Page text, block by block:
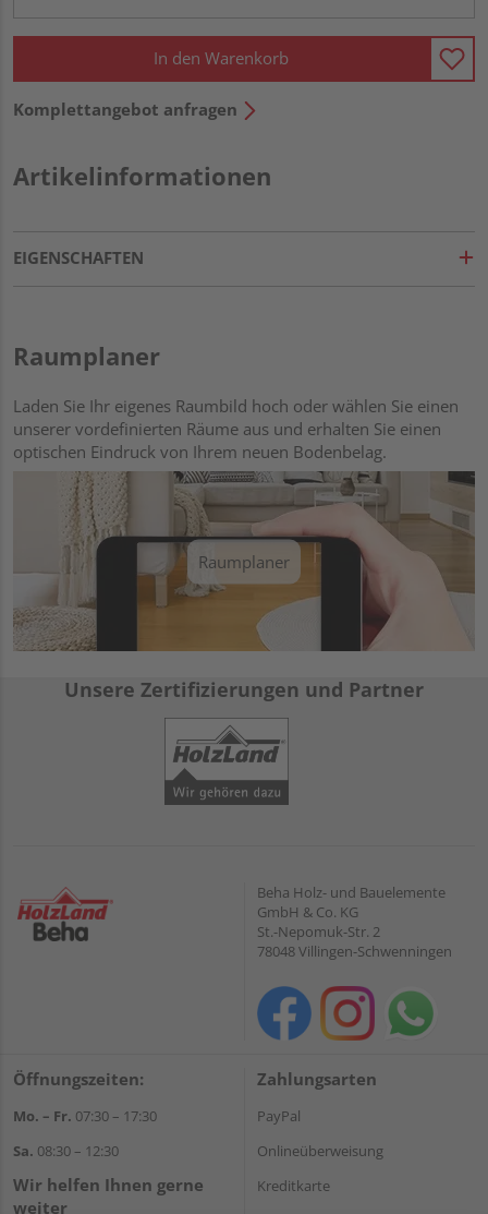
In den Warenkorb
Komplettangebot anfragen
Artikelinformationen
EIGENSCHAFTEN
Raumplaner
Laden Sie Ihr eigenes Raumbild hoch oder wählen Sie einen
unserer vordefinierten Räume aus und erhalten Sie einen
optischen Eindruck von Ihrem neuen Bodenbelag.
Raumplaner
Unsere Zertifizierungen und Partner
Beha Holz- und Bauelemente
GmbH & Co. KG
St.-Nepomuk-Str. 2
78048 Villingen-Schwenningen
Öffnungszeiten:
Mo. – Fr. 07:30 – 17:30
Sa. 08:30 – 12:30
Wir helfen Ihnen gerne
weiter
Zahlungsarten
PayPal
Onlineüberweisung
Kreditkarte